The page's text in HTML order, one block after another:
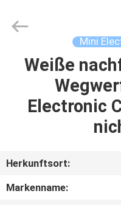
HAUS
PRODUKTE
ÜBER
Rights
Mini
Weiße
Electronic
Herkunftsort:
Markenname: